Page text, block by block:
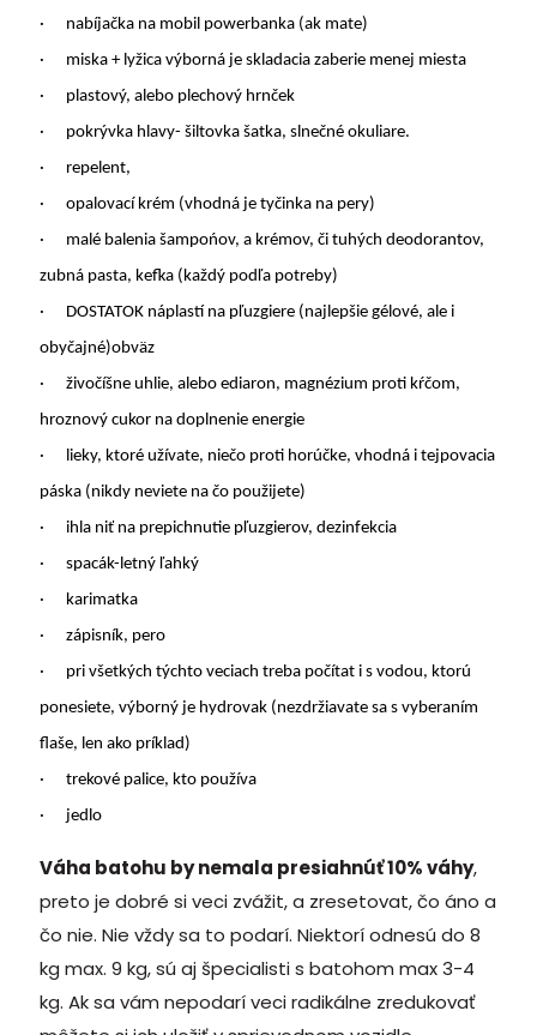
·
nabíjačka na mobil powerbanka (ak mate)
·
miska + lyžica výborná je skladacia zaberie menej miesta
·
plastový, alebo plechový hrnček
·
pokrývka hlavy- šiltovka šatka, slnečné okuliare.
·
repelent,
·
opalovací krém (vhodná je tyčinka na pery)
·
malé balenia šampońov, a krémov, či tuhých deodorantov,
zubná pasta, kefka (každý podľa potreby)
·
DOSTATOK náplastí na pľuzgiere (najlepšie gélové, ale i
obyčajné)obväz
·
živočíšne uhlie, alebo ediaron, magnézium proti kŕčom,
hroznový cukor na doplnenie energie
·
lieky, ktoré užívate, niečo proti horúčke, vhodná i tejpovacia
páska (nikdy neviete na čo použijete)
·
ihla niť na prepichnutie pľuzgierov, dezinfekcia
·
spacák-letný ľahký
·
karimatka
·
zápisník, pero
·
pri všetkých týchto veciach treba počítat i s vodou, ktorú
ponesiete, výborný je hydrovak (nezdržiavate sa s vyberaním
flaše, len ako príklad)
·
trekové palice, kto používa
·
jedlo
Váha batohu by nemala presiahnúť 10% váhy,
preto je dobré si veci zvážit, a zresetovat, čo áno a
čo nie. Nie vždy sa to podarí. Niektorí odnesú do 8
kg max. 9 kg, sú aj špecialisti s batohom max 3-4
kg. Ak sa vám nepodarí veci radikálne zredukovať